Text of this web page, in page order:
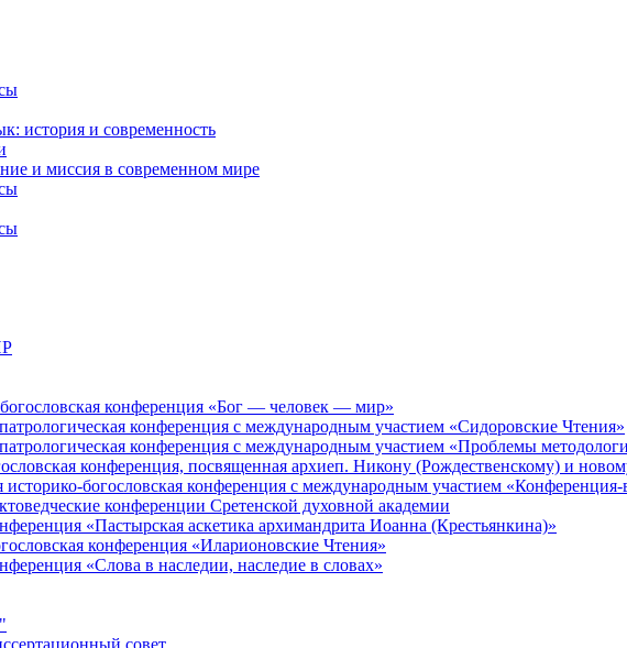
история и современность
и миссия в современном мире
конференция «Бог — человек — мир»
конференция с международным участием «Сидоровские Чтения»
конференция с международным участием «Проблемы
конференция, посвященная архиеп. Никону (Рождественскому) и
историко-богословская конференция с международным участием
конференции Сретенской духовной академии
«Пастырская аскетика архимандрита Иоанна (Крестьянкина)»
конференция «Иларионовские Чтения»
«Cлова в наследии, наследие в словах»
совет